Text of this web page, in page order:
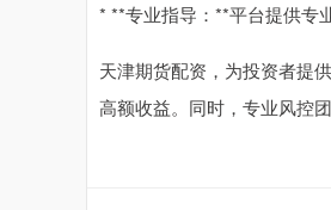
* **专业指导：**平台提供专
天津期货配资，为投资者提
高额收益。同时，专业风控